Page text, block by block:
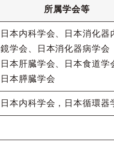
所属学会等
日本内科学会、日本消化器
鏡学会、日本消化器病学会
日本肝臓学会、日本食道学
日本膵臓学会
日本内科学会，日本循環器